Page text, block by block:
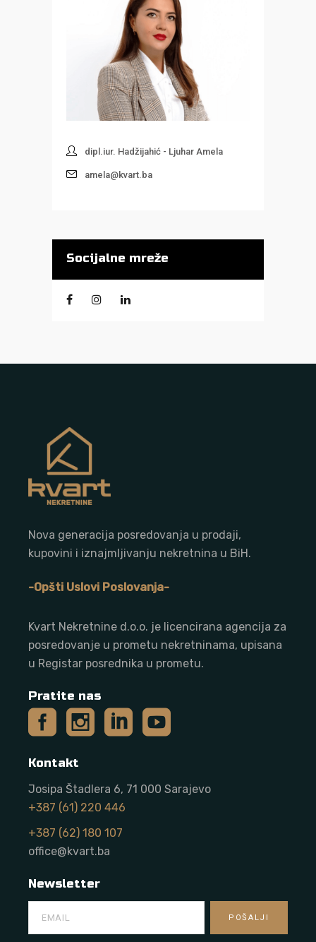
dipl.iur. Hadžijahić - Ljuhar Amela
amela@kvart.ba
Socijalne mreže
Nova generacija posredovanja u prodaji,
kupovini i iznajmljivanju nekretnina u BiH.
-Opšti Uslovi Poslovanja-
Kvart Nekretnine d.o.o. je licencirana agencija za
posredovanje u prometu nekretninama, upisana
u Registar posrednika u prometu.
Pratite nas
Kontakt
Josipa Štadlera 6, 71 000 Sarajevo
+387 (61) 220 446
+387 (62) 180 107
office@kvart.ba
Newsletter